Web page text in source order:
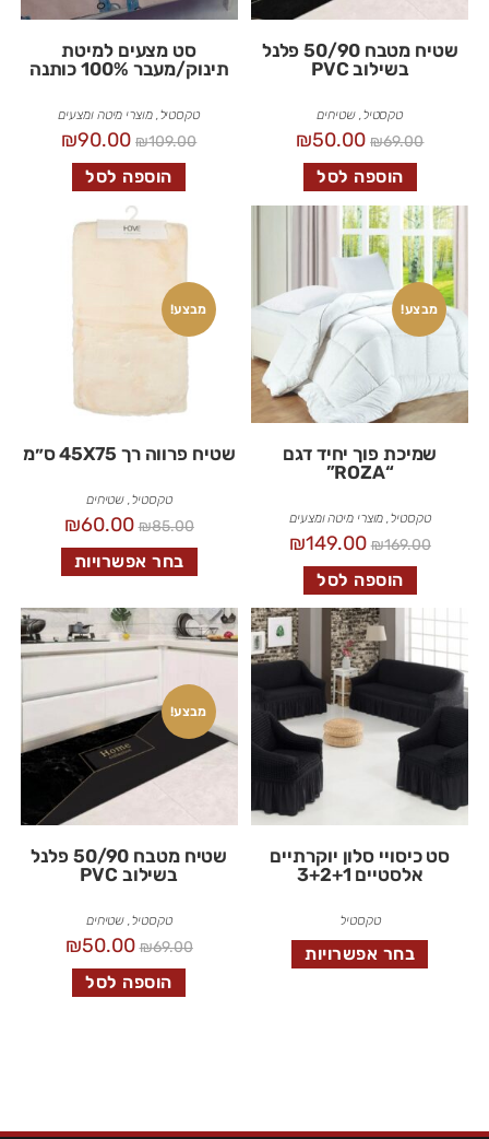
שטיח מטבח 50/90 פלנל
בשילוב PVC
טקסטיל,שטיחים
₪69.00
₪50.00
הוספה לסל
סט מצעים למיטת
תינוק/מעבר 100% כותנה
טקסטיל,מוצרי מיטה ומצעים
₪109.00
₪90.00
הוספה לסל
מבצע!
שמיכת פוך יחיד דגם
“ROZA”
טקסטיל, מוצרי מיטה ומצעים
₪169.00
₪149.00
הוספה לסל
מבצע!
שטיח פרווה רך 45X75 ס״מ
טקסטיל, שטיחים
₪85.00
₪60.00
בחר אפשרויות
סט כיסויי סלון יוקרתיים
אלסטיים 3+2+1
טקסטיל
בחר אפשרויות
מבצע!
שטיח מטבח 50/90 פלנל
בשילוב PVC
טקסטיל, שטיחים
₪69.00
₪50.00
הוספה לסל